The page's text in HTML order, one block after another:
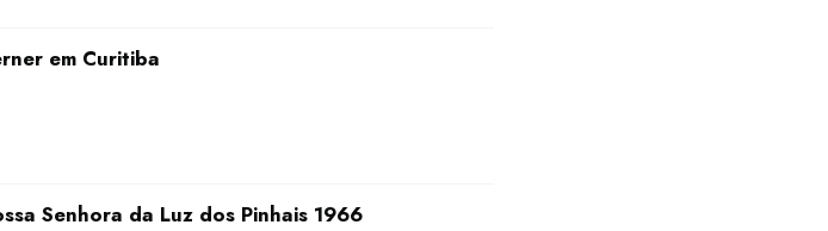
em Curitiba
Senhora da Luz dos Pinhais 1966